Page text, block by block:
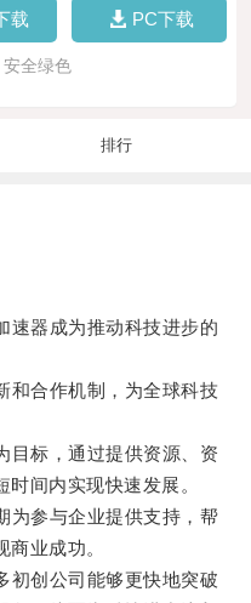
载 PC下载
全绿色
排行
器成为推动科技进步的
合作机制，为全球科技
标，通过提供资源、资
间内实现快速发展。
参与企业提供支持，帮
业成功。
创公司能够更快地突破